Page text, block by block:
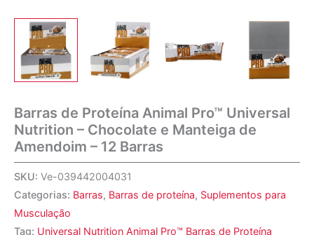
Barras de Proteína Animal Pro™ Universal
Nutrition – Chocolate e Manteiga de
Amendoim – 12 Barras
SKU: Ve-039442004031
Categorias: Barras, Barras de proteína, Suplementos para
Musculação
Tag: Universal Nutrition Animal Pro™ Barras de Proteína